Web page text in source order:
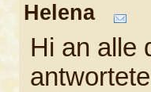
Helena
Hi an alle